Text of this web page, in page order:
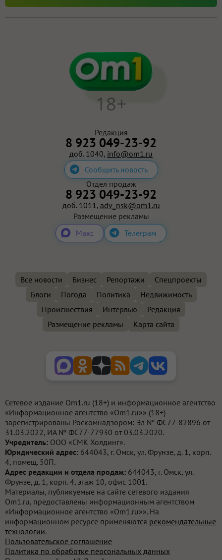
Редакция
8 923 049-23-92
доб. 1040, info@om1.ru
Сообщить новость
18+
Отдел продаж
8 923 049-23-92
доб. 1011, adv_nsk@om1.ru
Размещение рекламы
Макс
Телеграм
Все новости Бизнес Репортажи
Спецпроекты
Блоги
Погода Политика
Недвижимость
Происшествия
Интервью
Редакция
Размещение рекламы
Карта сайта
Сетевое издание Om1.ru (18+) и информационное агентство
«Информационное агентство «Om1.ru»» (18+)
зарегистрированы Роскомнадзором: Эл № ФС77-82896 от
31.03.2022, ИА № ФС77-77930 от 03.03.2020.
Учредитель: ООО «СМК Холдинг».
Юридический адрес: 644043, г. Омск, ул. Фрунзе, д. 1, корп.
4, помещ. 50П.
Адрес редакции и отдела продаж: 644043, г. Омск, ул.
Фрунзе, д. 1, корп. 4, этаж 10, офис 1001.
Материалы, публикуемые на сайте сетевого издания
Om1.ru, предоставлены информационным агентством
«Информационное агентство «Om1.ru»». На
информационном ресурсе применяются рекомендательные
технологии.
Пользовательское соглашение
Политика по обработке персональных данных